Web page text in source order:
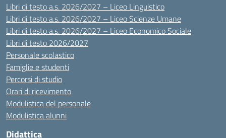
Libri di testo a.s. 2026/2027 – Liceo Linguistico
Libri di testo a.s. 2026/2027 – Liceo Scienze Umane
Libri di testo a.s. 2026/2027 – Liceo Economico Sociale
Libri di testo 2026/2027
Personale scolastico
Famiglie e studenti
Percorsi di studio
Orari di ricevimento
Modulistica del personale
Modulistica alunni
Didattica